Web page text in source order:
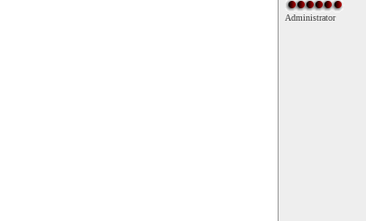
Administrator